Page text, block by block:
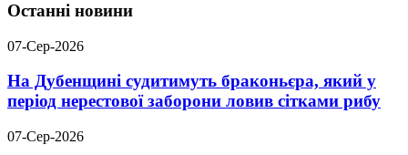
Останні новини
07-Сер-2026
На Дубенщині судитимуть браконьєра, який у
період нерестової заборони ловив сітками рибу
07-Сер-2026